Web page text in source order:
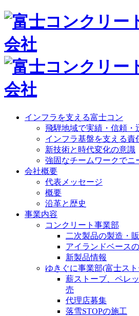
インフラを支える富士コン
飛騨地域で実績・信頼・
インフラ基盤を支える責
新技術と時代変化の意識
強固なチームワークでニ
会社概要
代表メッセージ
概要
沿革と歴史
事業内容
コンクリート事業部
二次製品の製造・
アイランドベース
新製品情報
ゆきぐに事業部(富士ス
薪ストーブ、ペレ
売
代理店募集
落雪STOPの施工